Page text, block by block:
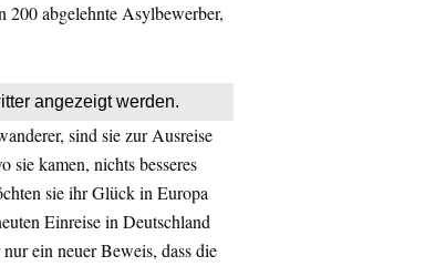
200 abgelehnte Asylbewerber,
angezeigt werden.
sind sie zur Ausreise
sie kamen, nichts besseres
sie ihr Glück in Europa
Einreise in Deutschland
ein neuer Beweis, dass die